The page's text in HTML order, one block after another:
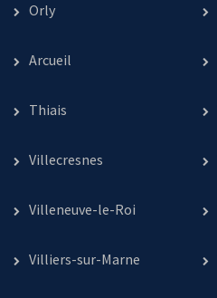
Orly
Arcueil
Thiais
Villecresnes
Villeneuve-le-Roi
Villiers-sur-Marne